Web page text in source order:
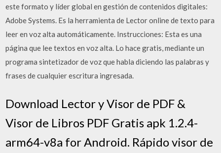
este formato y líder global en gestión de contenidos digitales:
Adobe Systems. Es la herramienta de Lector online de texto para
leer en voz alta automáticamente. Instrucciones: Esta es una
página que lee textos en voz alta. Lo hace gratis, mediante un
programa sintetizador de voz que habla diciendo las palabras y
frases de cualquier escritura ingresada.
Download Lector y Visor de PDF &
Visor de Libros PDF Gratis apk 1.2.4-
arm64-v8a for Android. Rápido visor de